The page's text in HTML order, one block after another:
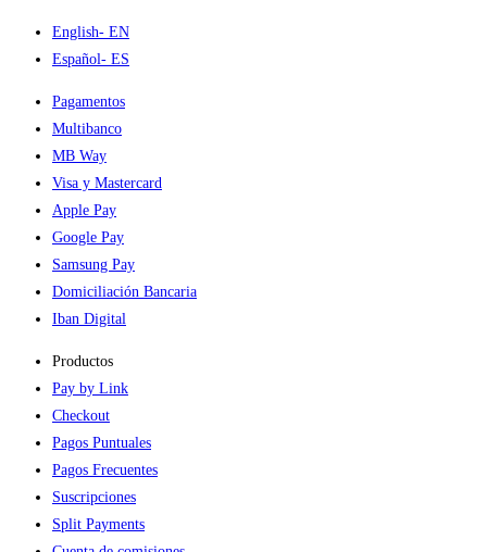
English- EN
Español- ES
Pagamentos
Multibanco
MB Way
Visa y Mastercard
Apple Pay
Google Pay
Samsung Pay
Domiciliación Bancaria
Iban Digital
Productos
Pay by Link
Checkout
Pagos Puntuales
Pagos Frecuentes
Suscripciones
Split Payments